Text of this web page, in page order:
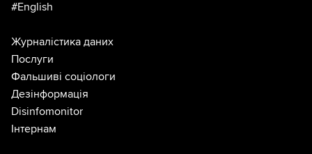
#English
Журналістика даних
Послуги
Фальшиві соціологи
Дезінформація
Disinfomonitor
Інтернам